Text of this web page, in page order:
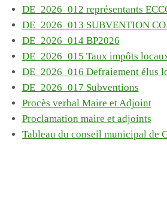
DE_2026_012 représentants
DE_2026_013 SUBVENTION
DE_2026_014 BP2026
DE_2026_015 Taux impôts
DE_2026_016 Defraiement élus
DE_2026_017 Subventions
Procès verbal Maire et Adjoint
Proclamation maire et adjoints
Tableau du conseil municipal de